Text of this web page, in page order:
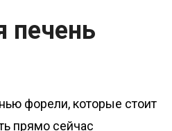
печень